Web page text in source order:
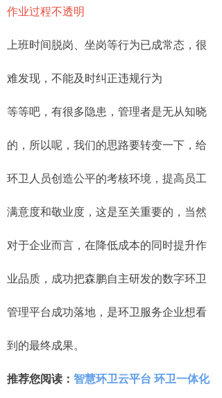
作业过程不透明
上班时间脱岗、坐岗等行为已成常态，很
难发现，不能及时纠正违规行为
等等吧，有很多隐患，管理者是无从知晓
的，所以呢，我们的思路要转变一下，给
环卫人员创造公平的考核环境，提高员工
满意度和敬业度，这是至关重要的，当然
对于企业而言，在降低成本的同时提升作
业品质，成功把森鹏自主研发的数字环卫
管理平台成功落地，是环卫服务企业想看
到的最终成果。
推荐您阅读： 智慧环卫云平台 环卫一体化